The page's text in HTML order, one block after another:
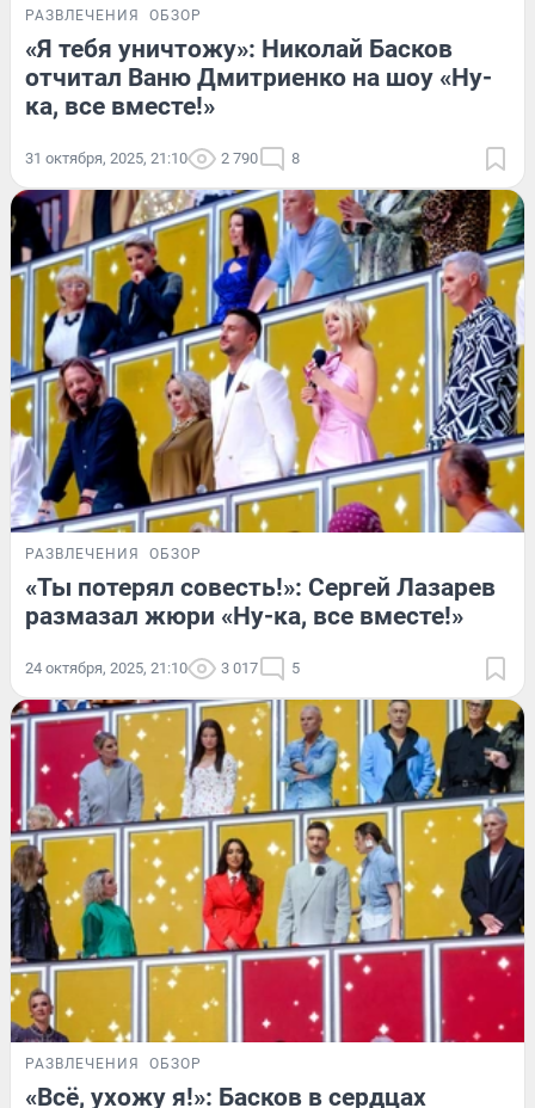
РАЗВЛЕЧЕНИЯ ОБЗОР
«Я тебя уничтожу»: Николай Басков
отчитал Ваню Дмитриенко на шоу «Ну-
ка, все вместе!»
31 октября, 2025, 21:10 2 790 8
РАЗВЛЕЧЕНИЯ ОБЗОР
«Ты потерял совесть!»: Сергей Лазарев
размазал жюри «Ну-ка, все вместе!»
24 октября, 2025, 21:10 3 017 5
РАЗВЛЕЧЕНИЯ ОБЗОР
«Всё, ухожу я!»: Басков в сердцах